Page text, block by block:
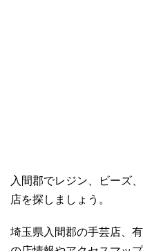
入間郡でレジン、ビーズ
店を探しましょう。
埼玉県入間郡の手芸店、